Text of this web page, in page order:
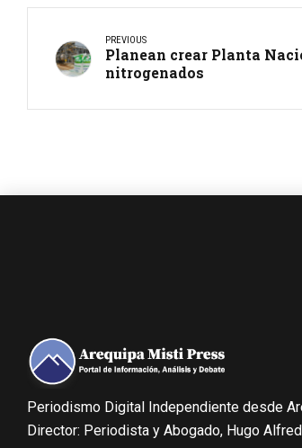
PREVIOUS
Planean crear Planta
nitrogenados
Periodismo Digital Independiente desde
Director: Periodista y Abogado, Hugo